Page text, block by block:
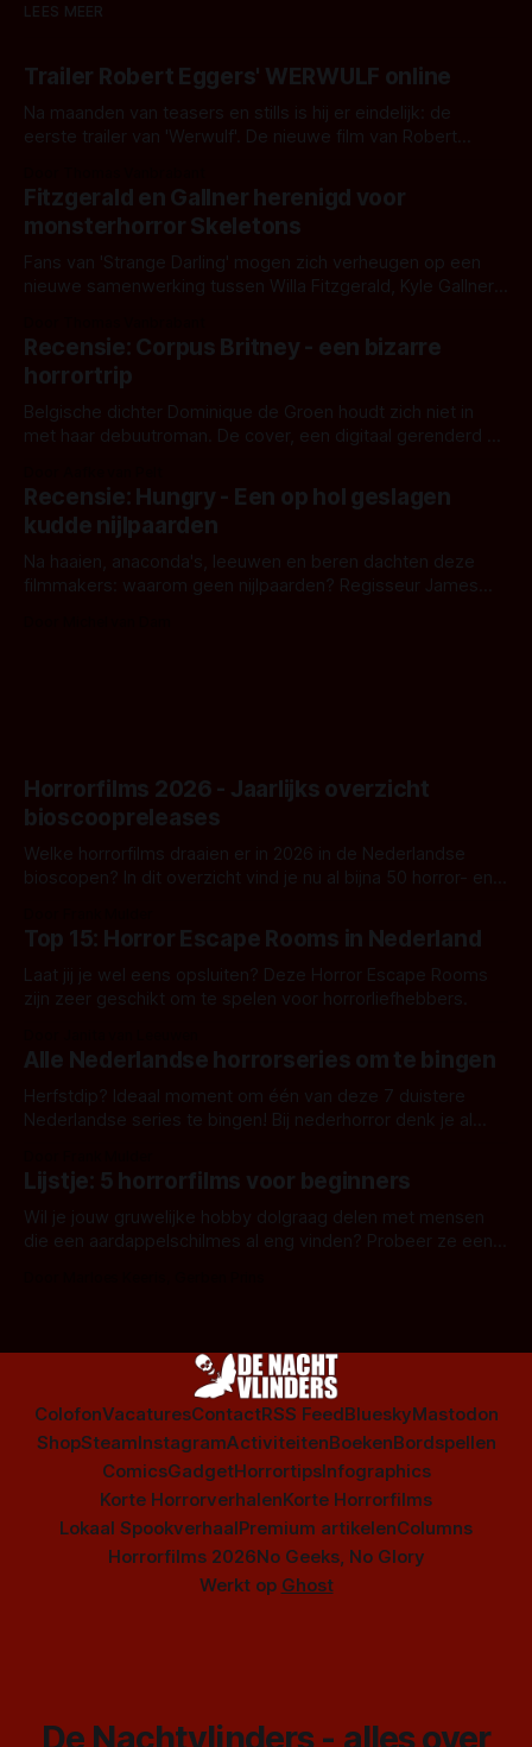
LEES MEER
Trailer Robert Eggers' WERWULF online
Na maanden van teasers en stills is hij er eindelijk: de
eerste trailer van 'Werwulf'. De nieuwe film van Robert
kille stijl vol folklore en mythe. Het topic deze keer is (kon
het het al raden?)... de weerwolf. Kijk je mee?
Fitzgerald en Gallner herenigd voor
monsterhorror Skeletons
Fans van 'Strange Darling' mogen zich verheugen op een
nieuwe samenwerking tussen Willa Fitzgerald, Kyle Gallner
'Skeletons', een nieuwe creature feature waarvoor de
opnames zijn gestart in Australië.
Recensie: Corpus Britney - een bizarre
horrortrip
Belgische dichter Dominique de Groen houdt zich niet in
met haar debuutroman. De cover, een digitaal gerenderd en
achtergrond, belooft iets kleurrijks maar onheilspellends,
iets ongrijpbaars. En dat maakt De Groen met ieder woord
waar.
Recensie: Hungry - Een op hol geslagen
kudde nijlpaarden
Na haaien, anaconda's, leeuwen en beren dachten deze
filmmakers: waarom geen nijlpaarden? Regisseur James
Horrorfilms 2026 - Jaarlijks overzicht
bioscoopreleases
Welke horrorfilms draaien er in 2026 in de Nederlandse
bioscopen? In dit overzicht vind je nu al bijna 50 horror- en
Top 15: Horror Escape Rooms in Nederland
Laat jij je wel eens opsluiten? Deze Horror Escape Rooms
zijn zeer geschikt om te spelen voor horrorliefhebbers.
Alle Nederlandse horrorseries om te bingen
Herfstdip? Ideaal moment om één van deze 7 duistere
Nederlandse series te bingen! Bij nederhorror denk je al
Amsterdamned of The Johnsons. Maar Nederlandse horror
is niet beperkt tot films. Hier een aantal Nederlandse tv-
series uit het duistere of horrorgenre. Als
Lijstje: 5 horrorfilms voor beginners
Wil je jouw gruwelijke hobby dolgraag delen met mensen
die een aardappelschilmes al eng vinden? Probeer ze eens
ColofonVacaturesContactRSS FeedBlueskyMastodon
ShopSteamInstagramActiviteitenBoekenBordspellen
ComicsGadgetHorrortipsInfographics
Korte HorrorverhalenKorte Horrorfilms
Lokaal SpookverhaalPremium artikelenColumns
Horrorfilms 2026No Geeks, No Glory
Werkt op Ghost
De Nachtvlinders - alles over